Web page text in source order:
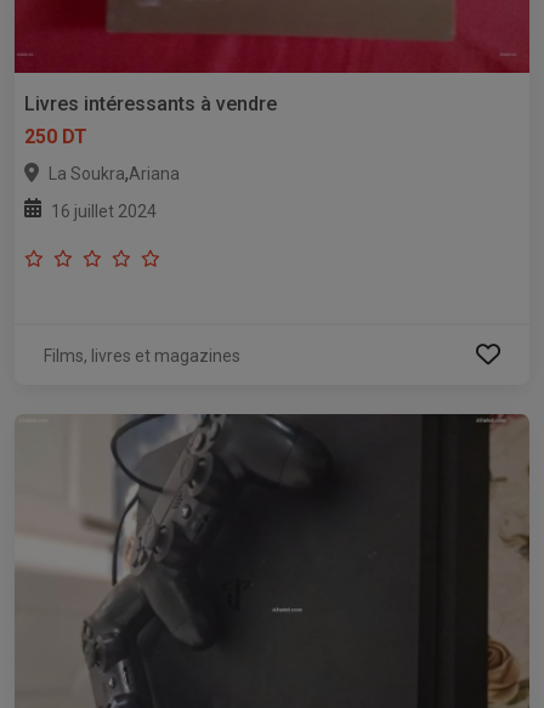
Livres intéressants à vendre
250 DT
La Soukra,Ariana
16 juillet 2024
Films, livres et magazines